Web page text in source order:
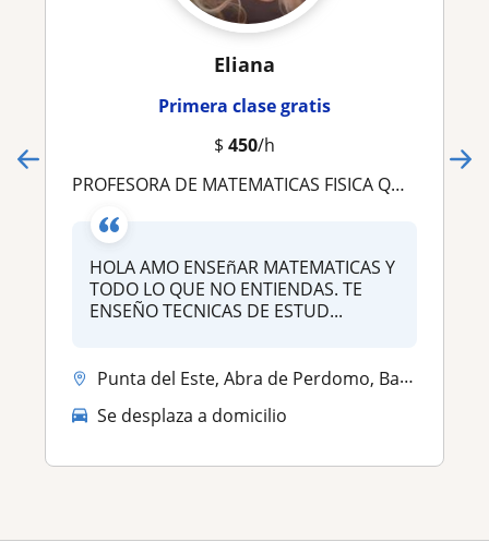
Eliana
Primera clase gratis
$ 450/h
PROFESORA DE MATEMATICAS FISICA QUIMICA CONTABILIDAD LENGUA
HOLA AMO ENSEñAR MATEMATICAS Y
TODO LO QUE NO ENTIENDAS. TE
ENSEÑO TECNICAS DE ESTUD...
Punta del Este, Abra de Perdomo, Barrio Hipódromo, Cerro Pelado
Se desplaza a domicilio